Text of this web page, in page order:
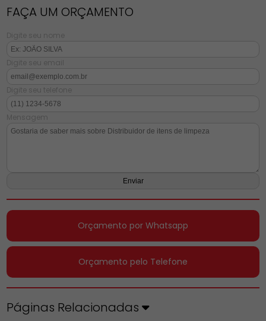
FAÇA UM ORÇAMENTO
Digite seu nome
Digite seu email
Digite seu telefone
Mensagem
Orçamento por Whatsapp
Orçamento pelo Telefone
Páginas Relacionadas